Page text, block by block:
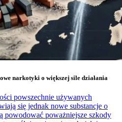
narkotyki o większej sile działania
powszechnie używanych
się jednak nowe substancje o
powodować poważniejsze szkody